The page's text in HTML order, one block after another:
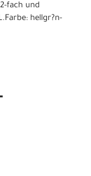
fach und
hellgr?n-